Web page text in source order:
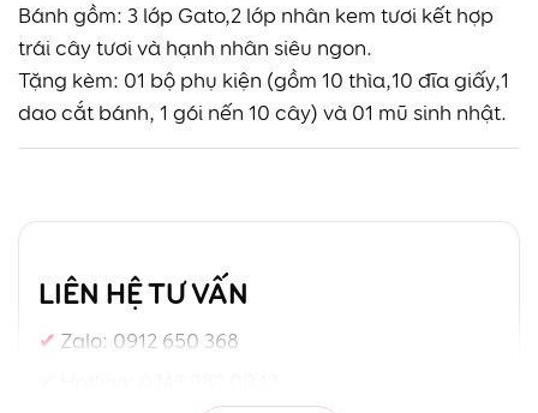
Bánh gồm: 3 lớp Gato,2 lớp nhân kem tươi kết hợp
trái cây tươi và hạnh nhân siêu ngon.
Tặng kèm: 01 bộ phụ kiện (gồm 10 thìa,10 đĩa giấy,1
dao cắt bánh, 1 gói nến 10 cây) và 01 mũ sinh nhật.
LIÊN HỆ TƯ VẤN
Zalo: 0912 650 368